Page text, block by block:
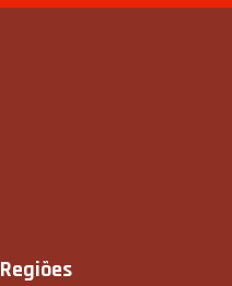
Regiões